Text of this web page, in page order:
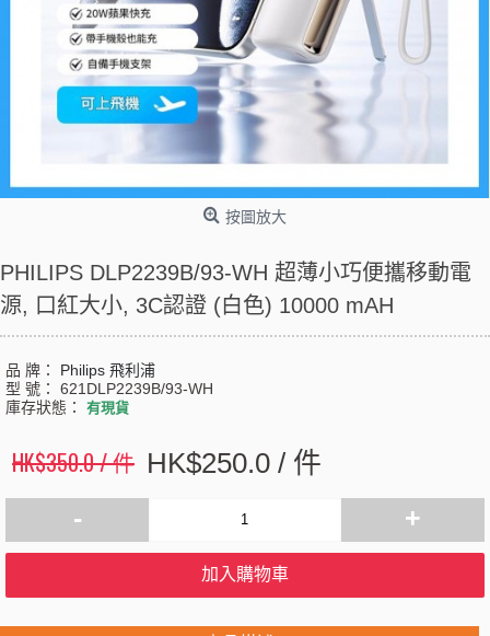
按圖放大
PHILIPS DLP2239B/93-WH 超薄小巧便攜移動電
源, 口紅大小, 3C認證 (白色) 10000 mAH
品 牌： Philips 飛利浦
型 號： 621DLP2239B/93-WH
庫存狀態： 有現貨
HK$350.0 / 件 HK$250.0 / 件
- +
加入購物車